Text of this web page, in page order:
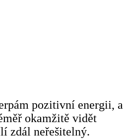
pozitivní energii, a
okamžitě vidět
zdál neřešitelný.